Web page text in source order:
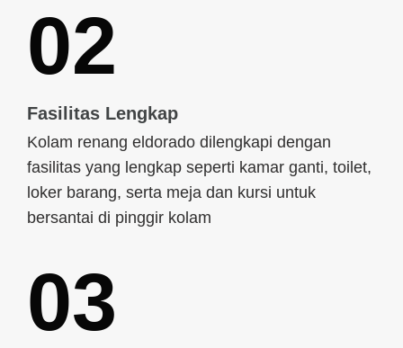
02
Fasilitas Lengkap
Kolam renang eldorado dilengkapi dengan
fasilitas yang lengkap seperti kamar ganti, toilet,
loker barang, serta meja dan kursi untuk
bersantai di pinggir kolam
03